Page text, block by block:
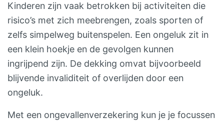
Kinderen zijn vaak betrokken bij activiteiten die
risico’s met zich meebrengen, zoals sporten of
zelfs simpelweg buitenspelen. Een ongeluk zit in
een klein hoekje en de gevolgen kunnen
ingrijpend zijn. De dekking omvat bijvoorbeeld
blijvende invaliditeit of overlijden door een
ongeluk.
Met een ongevallenverzekering kun je je focussen